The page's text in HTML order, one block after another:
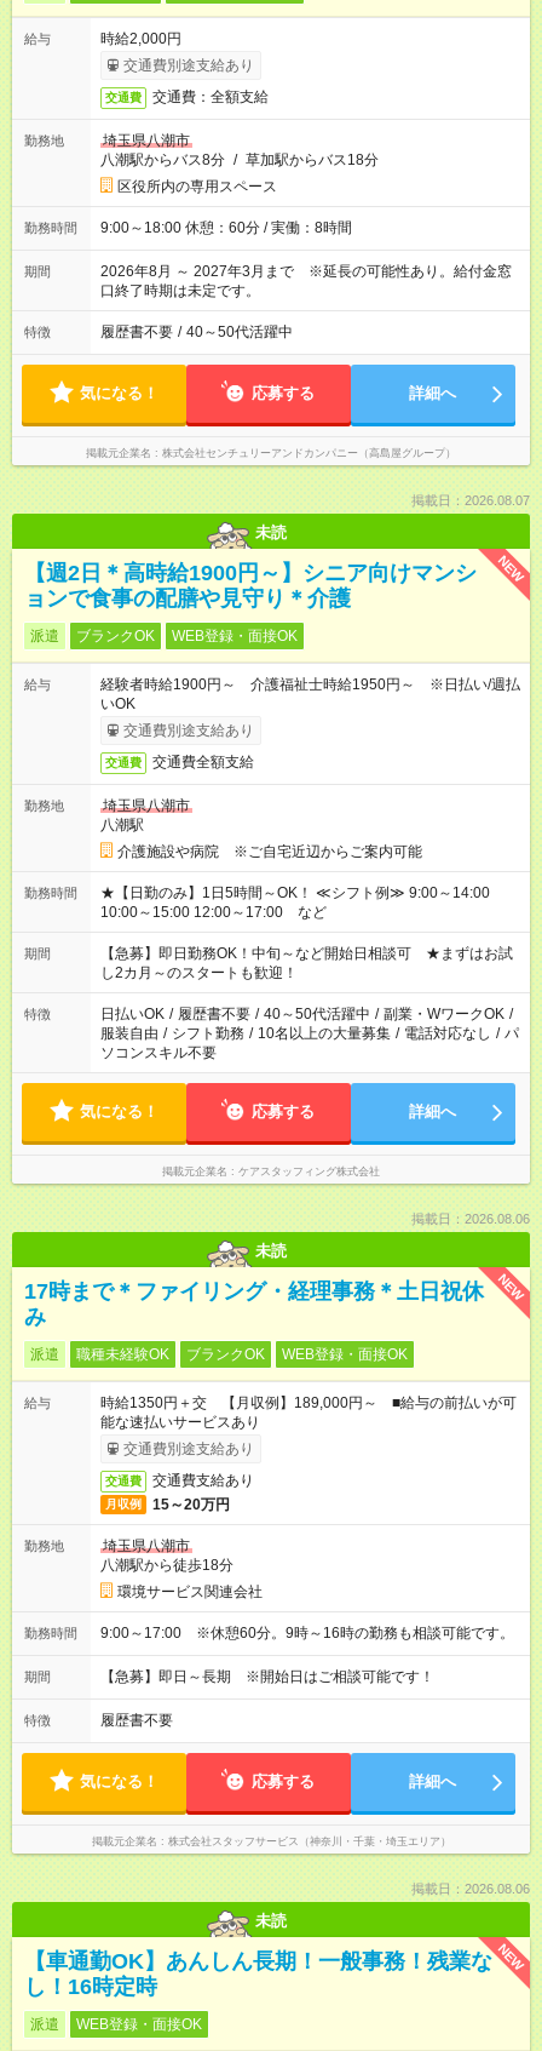
給与
時給2,000円
交通費別途支給あり
交通費 交通費：全額支給
勤務地
埼玉県八潮市
八潮駅からバス8分 / 草加駅からバス18分
区役所内の専用スペース
勤務時間 9:00～18:00 休憩：60分 / 実働：8時間
期間
2026年8月 ～ 2027年3月まで ※延長の可能性あり。給付金窓
口終了時期は未定です。
特徴 履歴書不要 / 40～50代活躍中
気になる！ 応募する 詳細へ
掲載元企業名 株式会社センチュリーアンドカンパニー（高島屋グループ）
掲載日：2026.08.07
未読
NEW
【週2日＊高時給1900円～】シニア向けマンシ
ョンで食事の配膳や見守り＊介護
派遣 ブランクOK WEB登録・面接OK
給与
経験者時給1900円～ 介護福祉士時給1950円～ ※日払い/週払
いOK
交通費別途支給あり
交通費 交通費全額支給
勤務地
埼玉県八潮市
八潮駅
介護施設や病院 ※ご自宅近辺からご案内可能
勤務時間
★【日勤のみ】1日5時間～OK！ ≪シフト例≫ 9:00～14:00
10:00～15:00 12:00～17:00 など
期間
【急募】即日勤務OK！中旬～など開始日相談可 ★まずはお試
し2カ月～のスタートも歓迎！
特徴 日払いOK / 履歴書不要 / 40～50代活躍中 / 副業・WワークOK /
服装自由 / シフト勤務 / 10名以上の大量募集 / 電話対応なし / パ
ソコンスキル不要
気になる！ 応募する 詳細へ
掲載元企業名 ケアスタッフィング株式会社
掲載日：2026.08.06
未読
NEW
17時まで＊ファイリング・経理事務＊土日祝休
み
派遣 職種未経験OK ブランクOK WEB登録・面接OK
給与
時給1350円＋交 【月収例】189,000円～ ■給与の前払いが可
能な速払いサービスあり
交通費別途支給あり
交通費 交通費支給あり
月収例 15～20万円
勤務地
埼玉県八潮市
八潮駅から徒歩18分
環境サービス関連会社
勤務時間 9:00～17:00 ※休憩60分。9時～16時の勤務も相談可能です。
期間 【急募】即日～長期 ※開始日はご相談可能です！
特徴 履歴書不要
気になる！ 応募する 詳細へ
掲載元企業名 株式会社スタッフサービス（神奈川・千葉・埼玉エリア）
掲載日：2026.08.06
未読
NEW
【車通勤OK】あんしん長期！一般事務！残業な
し！16時定時
派遣 WEB登録・面接OK